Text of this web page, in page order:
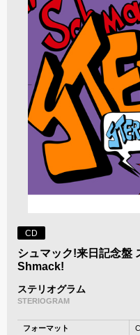
CD
シュマック!来日記念盤
Shmack!
ステリオグラム
STERIOGRAM
フォーマット